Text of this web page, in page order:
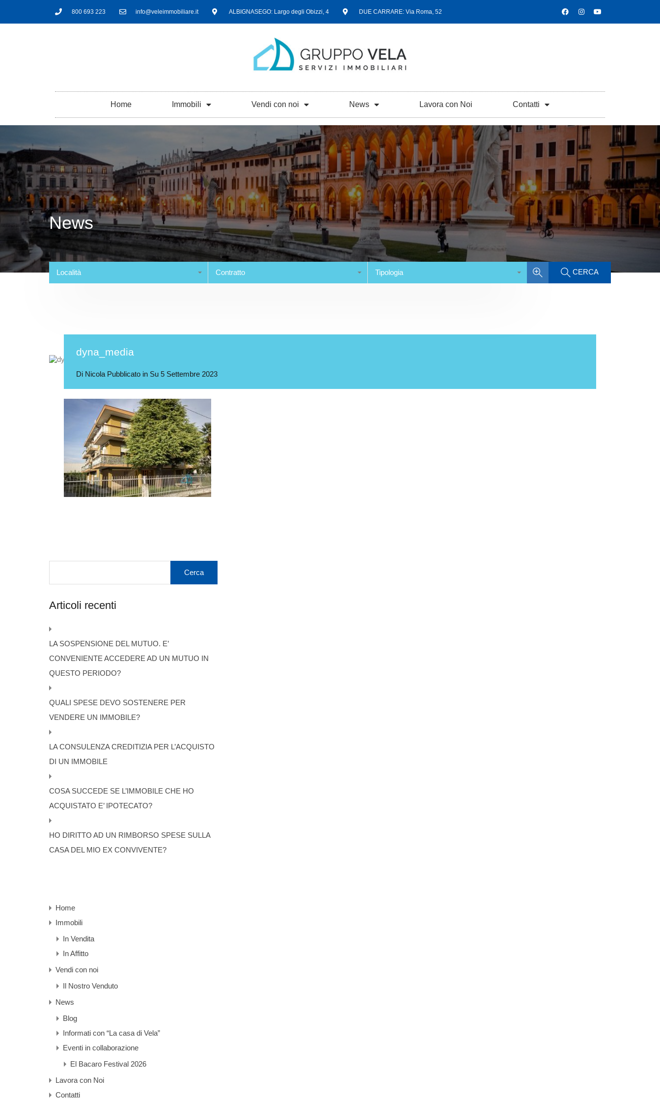
800 693 223 info@veleimmobiliare.it ALBIGNASEGO: Largo degli Obizzi, 4 DUE CARRARE: Via Roma, 52
Home Immobili Vendi con noi News Lavora con Noi Contatti
News
Località Contratto Tipologia CERCA
dyna_media
Di Nicola Pubblicato in Su 5 Settembre 2023
Articoli recenti
LA SOSPENSIONE DEL MUTUO. E’
CONVENIENTE ACCEDERE AD UN MUTUO IN
QUESTO PERIODO?
QUALI SPESE DEVO SOSTENERE PER
VENDERE UN IMMOBILE?
LA CONSULENZA CREDITIZIA PER L’ACQUISTO
DI UN IMMOBILE
COSA SUCCEDE SE L’IMMOBILE CHE HO
ACQUISTATO E’ IPOTECATO?
HO DIRITTO AD UN RIMBORSO SPESE SULLA
CASA DEL MIO EX CONVIVENTE?
Home
Immobili
In Vendita
In Affitto
Vendi con noi
Il Nostro Venduto
News
Blog
Informati con “La casa di Vela”
Eventi in collaborazione
El Bacaro Festival 2026
Lavora con Noi
Contatti